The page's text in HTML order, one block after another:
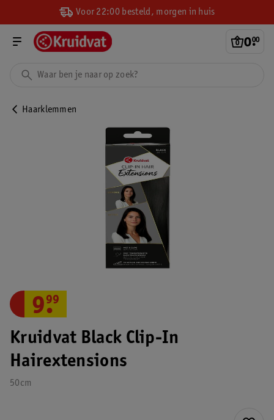
Voor 22:00 besteld, morgen in huis
0.
00
Haarklemmen
Kruidvat Black Clip-In
Hairextensions
50cm
9.
99